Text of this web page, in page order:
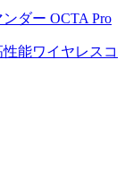
ダー OCTA Pro
能ワイヤレスコ